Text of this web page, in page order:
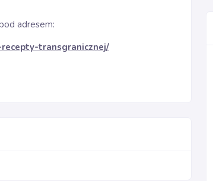
adresem:
transgranicznej/